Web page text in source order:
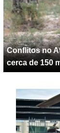
Conflitos no
cerca de 150